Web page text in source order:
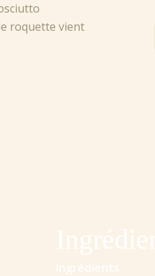
roquette vient
Ingrédients